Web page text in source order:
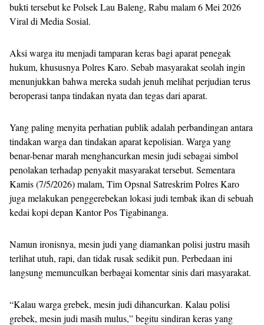
bukti tersebut ke Polsek Lau Baleng, Rabu malam 6 Mei 2026
Viral di Media Sosial.
Aksi warga itu menjadi tamparan keras bagi aparat penegak
hukum, khususnya Polres Karo. Sebab masyarakat seolah ingin
menunjukkan bahwa mereka sudah jenuh melihat perjudian terus
beroperasi tanpa tindakan nyata dan tegas dari aparat.
Yang paling menyita perhatian publik adalah perbandingan antara
tindakan warga dan tindakan aparat kepolisian. Warga yang
benar-benar marah menghancurkan mesin judi sebagai simbol
penolakan terhadap penyakit masyarakat tersebut. Sementara
Kamis (7/5/2026) malam, Tim Opsnal Satreskrim Polres Karo
juga melakukan penggerebekan lokasi judi tembak ikan di sebuah
kedai kopi depan Kantor Pos Tigabinanga.
Namun ironisnya, mesin judi yang diamankan polisi justru masih
terlihat utuh, rapi, dan tidak rusak sedikit pun. Perbedaan ini
langsung memunculkan berbagai komentar sinis dari masyarakat.
“Kalau warga grebek, mesin judi dihancurkan. Kalau polisi
grebek, mesin judi masih mulus,” begitu sindiran keras yang